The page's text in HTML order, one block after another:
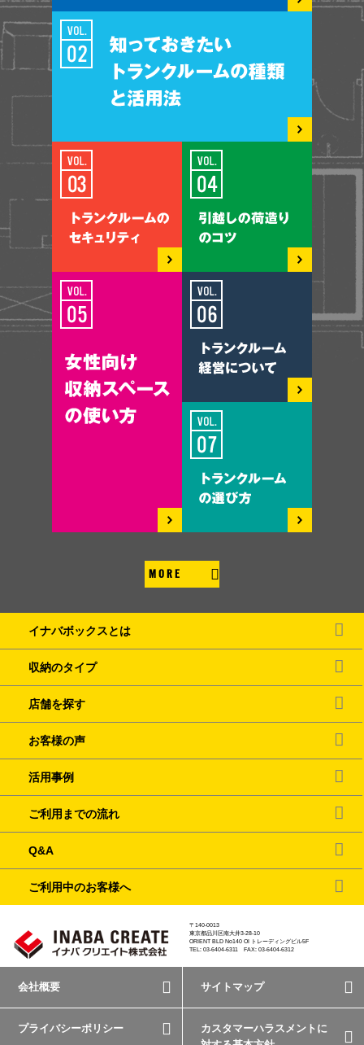
MORE
イナバボックスとは
収納のタイプ
店舗を探す
お客様の声
活用事例
ご利用までの流れ
Q&A
ご利用中のお客様へ
〒140-0013
東京都品川区南大井3-28-10
ORIENT BLD No140 OI トレーディングビル5F
TEL: 03-6404-6311 FAX: 03-6404-6312
会社概要 サイトマップ
プライバシーポリシー
カスタマーハラスメントに